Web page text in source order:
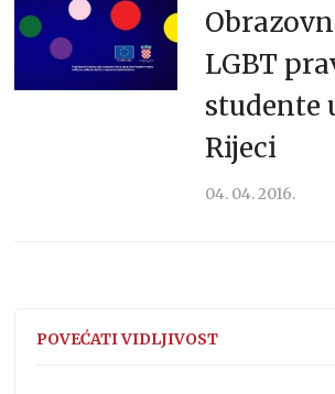
LGBT
studente
Rijeci
04. 04. 2016.
POVEĆATI VIDLJIVOST